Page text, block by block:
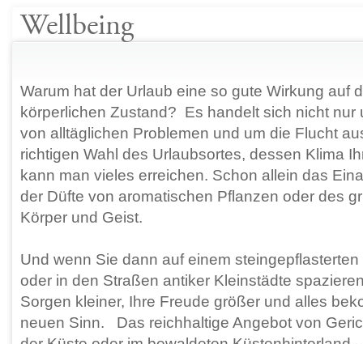
Wellbeing
Warum hat der Urlaub eine so gute Wirkung auf
körperlichen Zustand? Es handelt sich nicht nur
von alltäglichen Problemen und um die Flucht
richtigen Wahl des Urlaubsortes, dessen Klima
kann man vieles erreichen. Schon allein das
der Düfte von aromatischen Pflanzen oder des
Körper und Geist.
Und wenn Sie dann auf einem
oder in den Straßen antiker Kleinstädte
Sorgen kleiner, Ihre Freude größer und alles
neuen Sinn. Das reichhaltige Angebot von